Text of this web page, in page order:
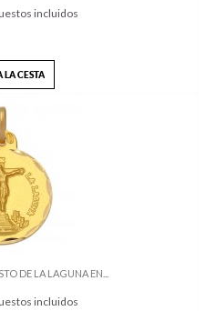
incluidos
LA CESTA
DE LA LAGUNA EN...
incluidos